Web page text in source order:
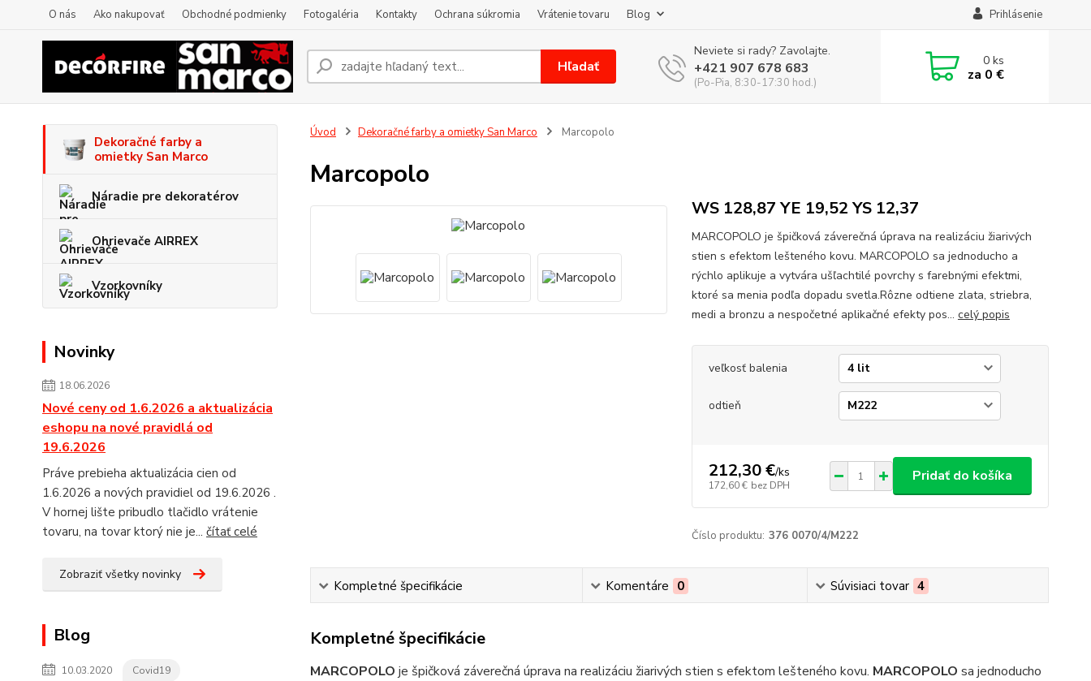
O nás Ako nakupovať Obchodné podmienky Fotogaléria Kontakty Ochrana súkromia Vrátenie tovaru Blog Prihlásenie
Hľadať
Neviete si rady? Zavolajte.
+421 907 678 683
(Po-Pia, 8:30-17:30 hod.)
0ks
za 0 €
Dekoračné farby a
omietky San Marco
Náradie pre dekoratérov
Ohrievače AIRREX
Vzorkovníky
Novinky
18.06.2026
Nové ceny od 1.6.2026 a aktualizácia
eshopu na nové pravidlá od
19.6.2026
Práve prebieha aktualizácia cien od
1.6.2026 a nových pravidiel od 19.6.2026 .
V hornej lište pribudlo tlačidlo vrátenie
tovaru, na tovar ktorý nie je... čítať celé
Zobraziť všetky novinky
Blog
10.03.2020 Covid19
Úvod Dekoračné farby a omietky San Marco Marcopolo
Marcopolo
WS 128,87 YE 19,52 YS 12,37
MARCOPOLO je špičková záverečná úprava na realizáciu žiarivých
stien s efektom lešteného kovu. MARCOPOLO sa jednoducho a
rýchlo aplikuje a vytvára ušľachtilé povrchy s farebnými efektmi,
ktoré sa menia podľa dopadu svetla.Rôzne odtiene zlata, striebra,
medi a bronzu a nespočetné aplikačné efekty pos... celý popis
veľkosť balenia
odtieň
212,30 €/ks
172,60 € bez DPH
Pridať do košíka
Číslo produktu: 376 0070/4/M222
Kompletné špecifikácie Komentáre 0 Súvisiaci tovar 4
Kompletné špecifikácie
MARCOPOLO je špičková záverečná úprava na realizáciu žiarivých stien s efektom lešteného kovu. MARCOPOLO sa jednoducho